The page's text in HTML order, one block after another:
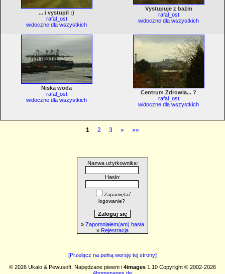
... i vystupil :)
rafal_ost
widoczne dla wszystkich
Vystupuje z bażin
rafal_ost
widoczne dla wszystkich
Niska woda
rafal_ost
widoczne dla wszystkich
Centrum Zdrowia... ?
rafal_ost
widoczne dla wszystkich
1 2 3 » »»
Nazwa użytkownika:
Hasło:
Zapamiętać
logowanie?
» Zapomniałem(am) hasła
» Rejestracja
[Przełącz na pełną wersję tej strony]
© 2026 Ukalo & Pewusoft. Napędzane piwem i 4images 1.10 Copyright © 2002-2026